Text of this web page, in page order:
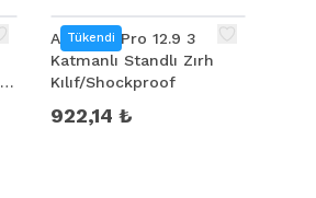
Tükendi
Ally İPad Pro 12.9 3
Katmanlı Standlı Zırh
Kılıf/Shockproof
922,14 ₺